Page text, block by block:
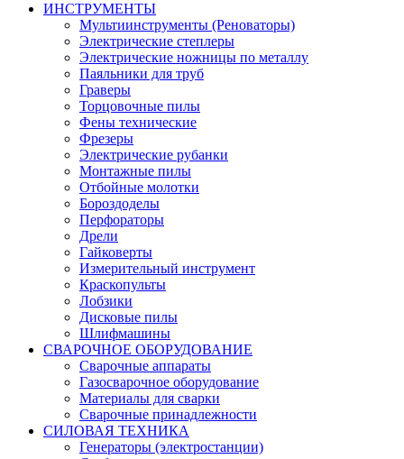
ИНСТРУМЕНТЫ
Мультиинструменты (Реноваторы)
Электрические степлеры
Электрические ножницы по металлу
Паяльники для труб
Граверы
Торцовочные пилы
Фены технические
Фрезеры
Электрические рубанки
Монтажные пилы
Отбойные молотки
Бороздоделы
Перфораторы
Дрели
Гайковерты
Измерительный инструмент
Краскопульты
Лобзики
Дисковые пилы
Шлифмашины
СВАРОЧНОЕ ОБОРУДОВАНИЕ
Сварочные аппараты
Газосварочное оборудование
Материалы для сварки
Сварочные принадлежности
СИЛОВАЯ ТЕХНИКА
Генераторы (электростанции)